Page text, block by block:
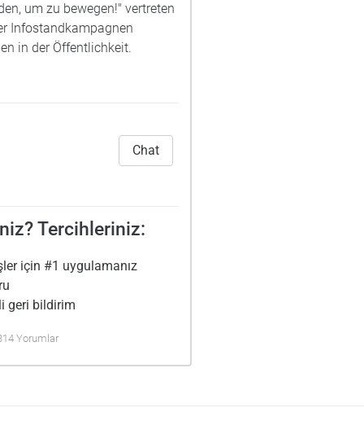
um zu bewegen!" vertreten
Infostandkampagnen
in der Öffentlichkeit.
Chat
Tercihleriniz:
için #1 uygulamanız
geri bildirim
Yorumlar